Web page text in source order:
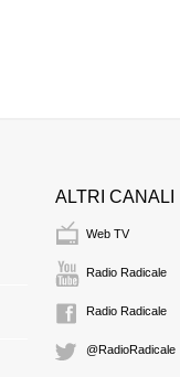
ALTRI CANALI
Web TV
Radio Radicale
Radio Radicale
@RadioRadicale